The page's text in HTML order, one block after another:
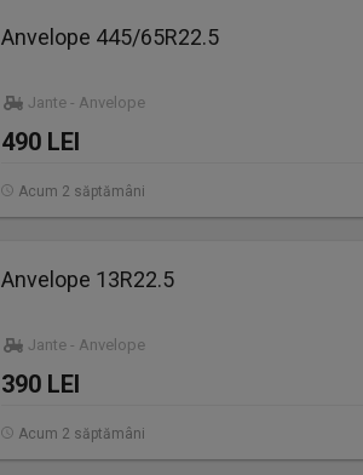
Anvelope 445/65R22.5
Jante - Anvelope
490 LEI
Acum 2 săptămâni
Anvelope 13R22.5
Jante - Anvelope
390 LEI
Acum 2 săptămâni